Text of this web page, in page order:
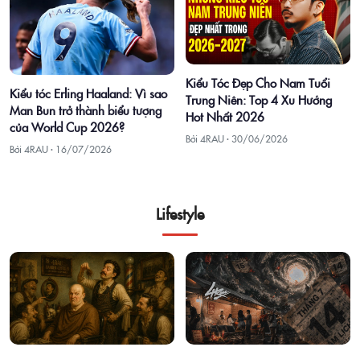
Kiểu tóc Erling Haaland: Vì sao
Man Bun trở thành biểu tượng
của World Cup 2026?
Bởi 4RAU · 16/07/2026
Kiểu Tóc Đẹp Cho Nam Tuổi
Trung Niên: Top 4 Xu Hướng
Hot Nhất 2026
Bởi 4RAU · 30/06/2026
Lifestyle